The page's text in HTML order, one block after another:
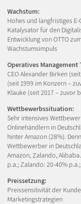
Wachstum:
Hohes und langfristiges
Katalysator für den
Entwicklung von OTTO
Wachstumsimpuls
Operatives Management
CEO Alexander Birken
(seit 1999 im Konzern –
Klauke (seit 2017 – zuvor
Wettbewerbssituation:
Sehr intensives
Onlinehändlern in
hinter Amazon (28%).
Wettbewerber in
Amazon, Zalando,
p.a.; Zalando: 20-40%
Preissetzung:
Preissensitivität der
Marketingstrategien